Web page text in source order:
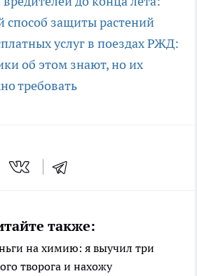
способ защиты растений
услуг в поездах РЖД:
об этом знают, но их
требовать
также:
на химию: я выучил три
творога и нахожу